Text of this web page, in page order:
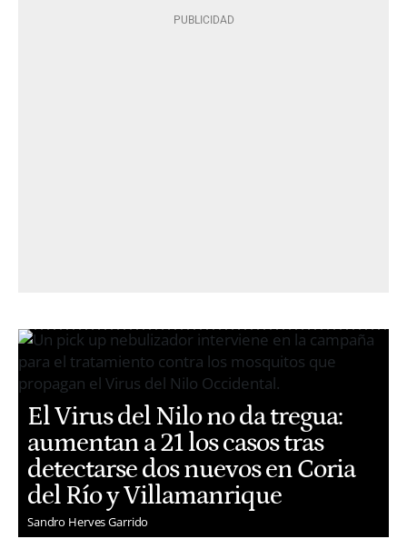
El Virus del Nilo no da tregua:
aumentan a 21 los casos tras
detectarse dos nuevos en Coria
del Río y Villamanrique
Sandro Herves Garrido